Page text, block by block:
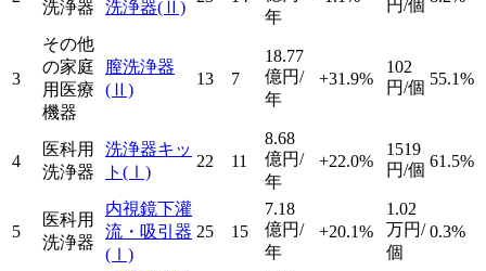
洗浄器
洗浄器(Ⅱ)
年
円/個
3
その他
の家庭
用医療
機器
膣洗浄器
(Ⅱ)
13 7
18.77
億円/
年
+31.9%
102
円/個 55.1%
4
医科用
洗浄器
洗浄器キッ
ト (Ⅰ)
22 11
8.68
億円/
年
+22.0%
1519
円/個 61.5%
5
医科用
洗浄器
内視鏡下灌
流・吸引器
(Ⅰ)
25 15
7.18
億円/
年
+20.1%
1.02
万円/
個
0.3%